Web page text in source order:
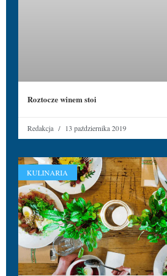
Roztocze winem stoi
Redakcja 13 października 2019
KULINARIA